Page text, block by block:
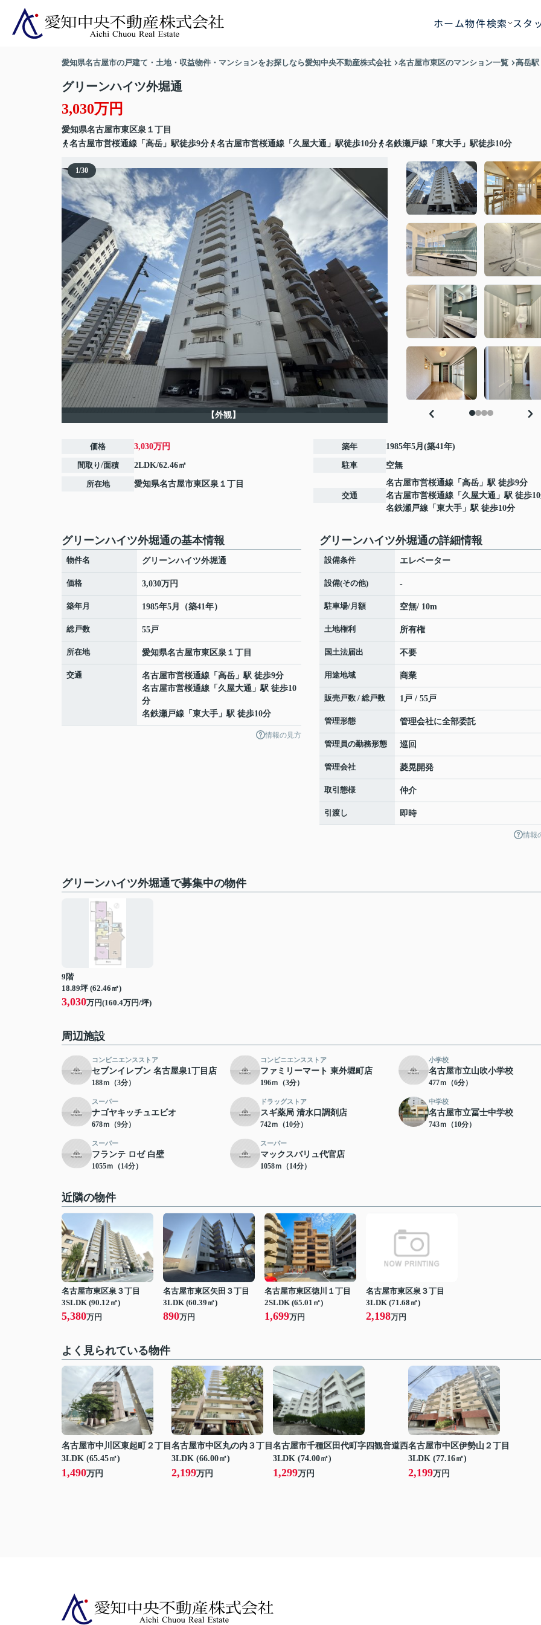
ホーム物件検索 スタ
愛知県名古屋市の戸建て・土地・収益物件・マンションをお探しなら愛知中央不動産株式会社 名古屋市東区のマンション一覧 高岳駅
グリーンハイツ外堀通
3,030万円
愛知県名古屋市東区泉 １丁目
名古屋市営桜通線「高岳」駅徒歩9分
名古屋市営桜通線「久屋大通」駅徒歩10分 名鉄瀬戸線「東大手」駅徒歩10分
1/30
【外観】
価格 3,030万円
間取り/面積 2LDK/62.46㎡
所在地 愛知県名古屋市東区泉 １丁目
築年 1985年5月(築41年)
駐車 空無
交通
名古屋市営桜通線 「 高岳 」駅 徒歩9分
名古屋市営桜通線 「 久屋大通 」駅 徒歩
名鉄瀬戸線 「 東大手 」駅 徒歩10分
グリーンハイツ外堀通の基本情報
物件名 グリーンハイツ外堀通
価格 3,030万円
築年月 1985年5月（築41年）
総戸数 55戸
所在地 愛知県名古屋市東区泉 １丁目
交通 名古屋市営桜通線 「 高岳 」駅 徒歩9分
名古屋市営桜通線 「 久屋大通 」駅 徒歩10
分
名鉄瀬戸線 「 東大手 」駅 徒歩10分
情報の見方
グリーンハイツ外堀通の詳細情報
設備条件 エレベーター
設備(その他) -
駐車場/月額 空無/ 10m
土地権利 所有権
国土法届出 不要
用途地域 商業
販売戸数 / 総戸数 1戸 / 55戸
管理形態 管理会社に全部委託
管理員の勤務形態 巡回
管理会社 菱晃開発
取引態様 仲介
引渡し 即時
情報
グリーンハイツ外堀通で募集中の物件
9階
18.89坪 (62.46㎡)
3,030万円(160.4万円/坪)
周辺施設
コンビニエンスストア
セブンイレブン 名古屋泉1丁目店
188ｍ（3分）
コンビニエンスストア
ファミリーマート 東外堀町店
196ｍ（3分）
小学校
名古屋市立山吹小学校
477ｍ（6分）
スーパー
ナゴヤキッチュエビオ
678ｍ（9分）
ドラッグストア
スギ薬局 清水口調剤店
742ｍ（10分）
中学校
名古屋市立冨士中学校
743ｍ（10分）
スーパー
フランテ ロゼ 白壁
1055ｍ（14分）
スーパー
マックスバリュ代官店
1058ｍ（14分）
近隣の物件
名古屋市東区泉３丁目
3SLDK (90.12㎡)
5,380万円
名古屋市東区矢田３丁目
3LDK (60.39㎡)
890万円
名古屋市東区徳川１丁目
2SLDK (65.01㎡)
1,699万円
名古屋市東区泉３丁目
3LDK (71.68㎡)
2,198万円
よく見られている物件
名古屋市中川区東起町２丁目
3LDK (65.45㎡)
1,490万円
名古屋市中区丸の内３丁目
3LDK (66.00㎡)
2,199万円
名古屋市千種区田代町字四観音道西
3LDK (74.00㎡)
1,299万円
名古屋市中区伊勢山２丁目
3LDK (77.16㎡)
2,199万円